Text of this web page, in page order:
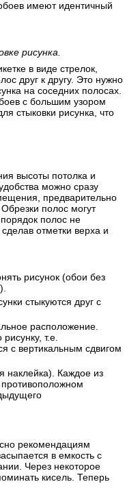
имеют идентичный
рисунка.
в виде стрелок,
друг к другу. Это нужно
на соседних полосах.
с большим узором
стыковки рисунка, что
высоты потолка и
можно сразу
предварительно
полос могут
полос не
отметки верха и
рисунок (обои без
стыкуются друг с
расположение.
т.е.
с вертикальным сдвигом
наклейка). Каждое из
рекомендациям
в емкость с
Через некоторое
кисель. Теперь